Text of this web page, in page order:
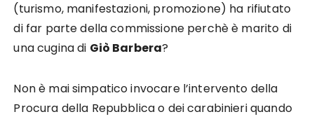
(turismo, manifestazioni, promozione) ha rifiutato
di far parte della commissione perchè è marito di
una cugina di Giò Barbera?
Non è mai simpatico invocare l’intervento della
Procura della Repubblica o dei carabinieri quando